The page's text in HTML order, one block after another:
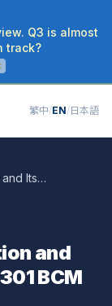
Q3 is almost
track?
繁中/EN/日本語
Proactive Threat Detection and Its Critical Link to ISO 22301 BCM
and
BCM